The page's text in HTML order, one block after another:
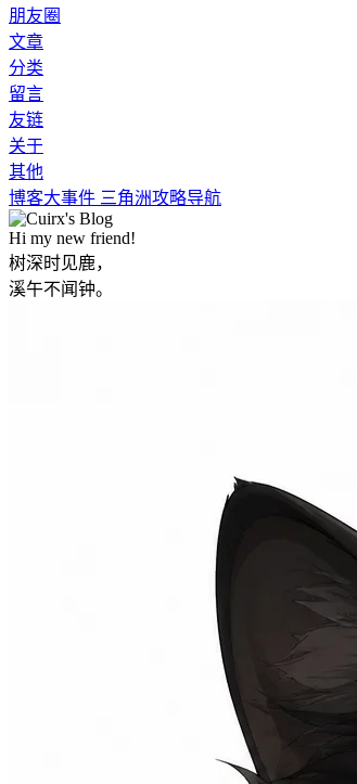
朋友圈
文章
分类
留言
友链
关于
其他
博客大事件 三角洲攻略导航
Hi my new friend!
树深时见鹿，
溪午不闻钟。